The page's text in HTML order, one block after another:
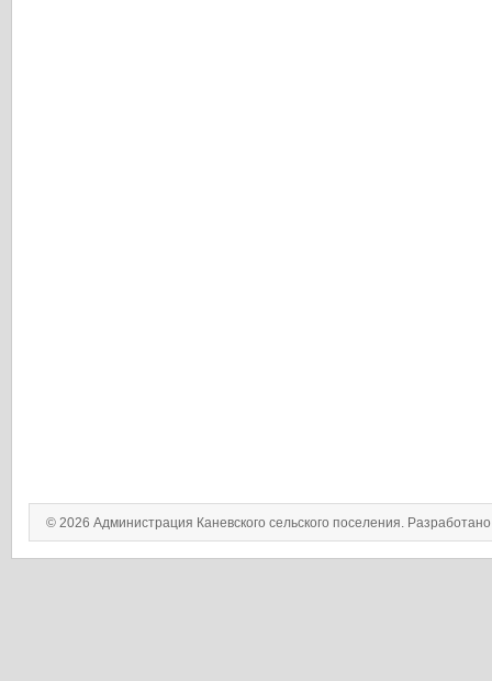
© 2026 Администрация Каневского сельского поселения.